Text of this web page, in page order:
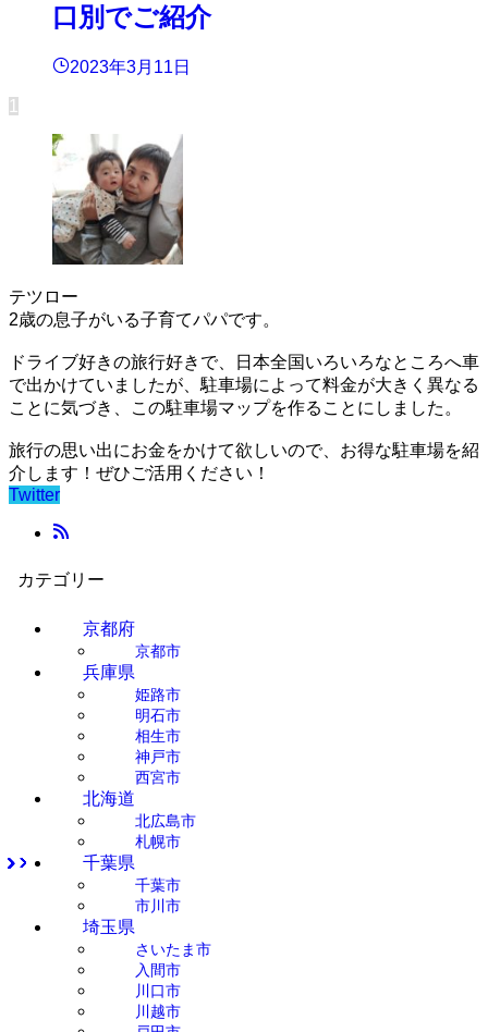
口別でご紹介
2023年3月11日
1
テツロー
2歳の息子がいる子育てパパです。
ドライブ好きの旅行好きで、日本全国いろいろなところへ車
で出かけていましたが、駐車場によって料金が大きく異なる
ことに気づき、この駐車場マップを作ることにしました。
旅行の思い出にお金をかけて欲しいので、お得な駐車場を紹
介します！ぜひご活用ください！
Twitter
カテゴリー
京都府
京都市
兵庫県
姫路市
明石市
相生市
神戸市
西宮市
北海道
北広島市
札幌市
千葉県
千葉市
市川市
埼玉県
さいたま市
入間市
川口市
川越市